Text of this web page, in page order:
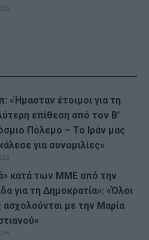
«Ήμασταν έτοιμοι για τη
επίθεση από τον Β’
Πόλεμο – Το Ιράν μας
για συνομιλίες»
κατά των ΜΜΕ από την
για τη Δημοκρατία»: «Όλοι
με την Μαρία